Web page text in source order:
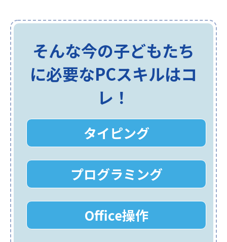
そんな今の子どもたち
に必要なPCスキルはコ
レ！
タイピング
プログラミング
Office操作